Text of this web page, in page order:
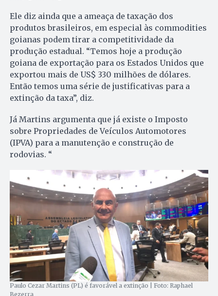
Ele diz ainda que a ameaça de taxação dos
produtos brasileiros, em especial às commodities
goianas podem tirar a competitividade da
produção estadual. “Temos hoje a produção
goiana de exportação para os Estados Unidos que
exportou mais de US$ 330 milhões de dólares.
Então temos uma série de justificativas para a
extinção da taxa”, diz.
Já Martins argumenta que já existe o Imposto
sobre Propriedades de Veículos Automotores
(IPVA) para a manutenção e construção de
rodovias. “
Paulo Cezar Martins (PL) é favorável a extinção | Foto: Raphael
Bezerra